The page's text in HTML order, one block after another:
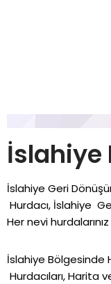
İslahiye
İslahiye Geri
Hurdacı, İslahiye
Her nevi
İslahiye Bölgesinde
Hurdacıları, Harita